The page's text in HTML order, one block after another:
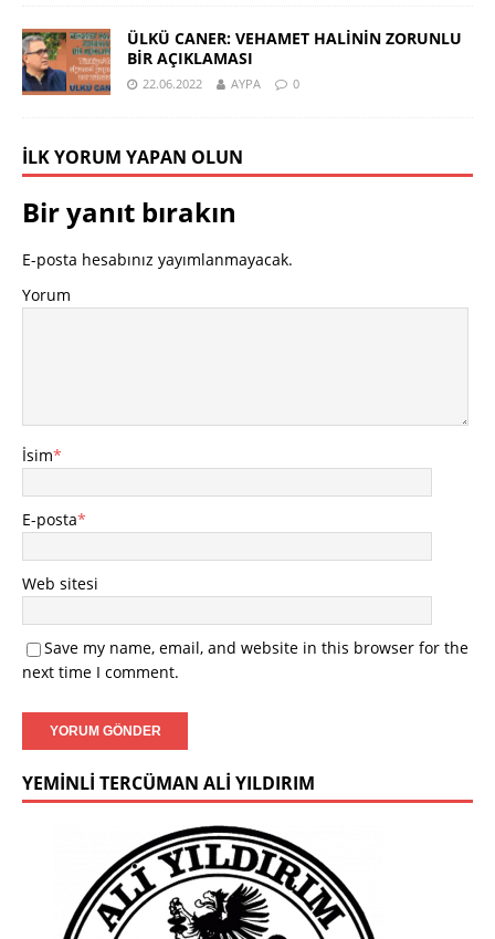
ÜLKÜ CANER: VEHAMET HALİNİN ZORUNLU
BİR AÇIKLAMASI
22.06.2022 AYPA 0
İLK YORUM YAPAN OLUN
Bir yanıt bırakın
E-posta hesabınız yayımlanmayacak.
Yorum
İsim*
E-posta*
Web sitesi
Save my name, email, and website in this browser for the
next time I comment.
YEMINLI TERCÜMAN ALI YILDIRIM